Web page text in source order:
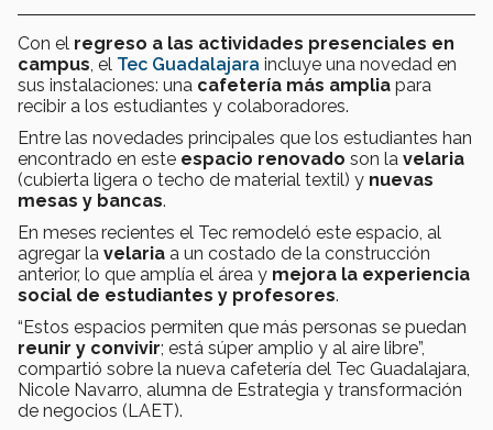
Con el regreso a las actividades presenciales en
campus , el Tec Guadalajara incluye una novedad en
sus instalaciones: una cafetería más amplia para
recibir a los estudiantes y colaboradores.
Entre las novedades principales que los estudiantes han
encontrado en este espacio renovado son la velaria
(cubierta ligera o techo de material textil) y nuevas
mesas y bancas.
En meses recientes el Tec remodeló este espacio, al
agregar la velaria a un costado de la construcción
anterior, lo que amplía el área y mejora la experiencia
social de estudiantes y profesores.
“Estos espacios permiten que más personas se puedan
reunir y convivir; está súper amplio y al aire libre”,
compartió sobre la nueva cafetería del Tec Guadalajara,
Nicole Navarro, alumna de Estrategia y transformación
de negocios (LAET).